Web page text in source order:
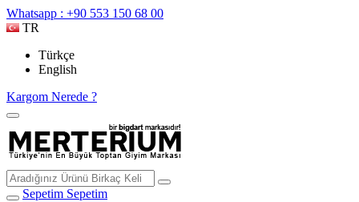
Whatsapp : +90 553 150 68 00
TR
Türkçe
English
Kargom Nerede ?
Sepetim Sepetim